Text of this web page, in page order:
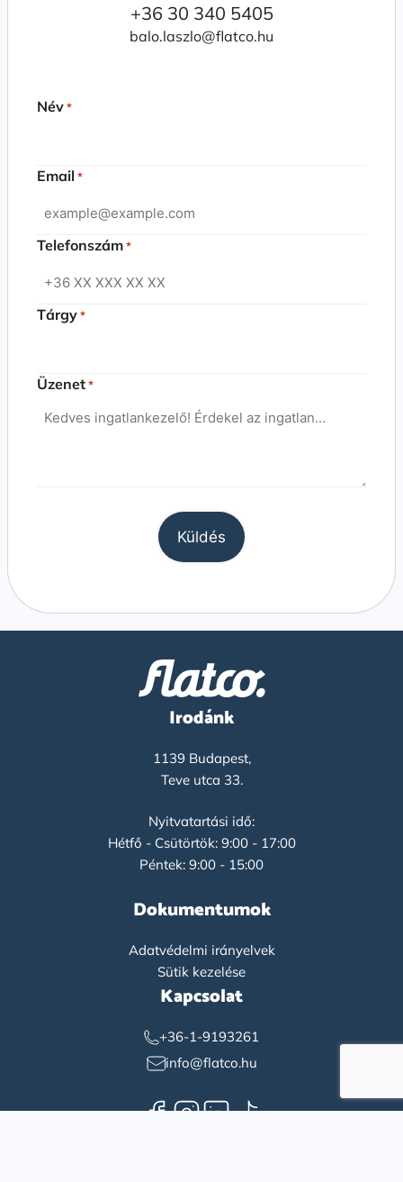
+36 30 340 5405
balo.laszlo@flatco.hu
Név *
Email *
Telefonszám *
Tárgy *
Üzenet *
Irodánk
1139 Budapest,
Teve utca 33.
Nyitvatartási idő:
Hétfő - Csütörtök: 9:00 - 17:00
Péntek: 9:00 - 15:00
Dokumentumok
Adatvédelmi irányelvek
Sütik kezelése
Kapcsolat
+36-1-9193261
info@flatco.hu